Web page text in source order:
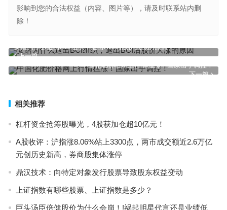
影响到您的合法权益（内容、图片等），请及时联系站内删
除！
上一篇
安踏为什么退出BCI组织，退出BCI后股价大涨的原因
下一篇
中国化肥价格网上行情猛涨！国家出手调控！
相关推荐
杠杆资金抢筹股曝光，4股获加仓超10亿元！
A股收评：沪指涨8.06%站上3300点，两市成交额近2.6万亿
元创历史新高，券商股集体涨停
鼎汉技术：向特定对象发行股票导致股东权益变动
上证指数有哪些股票、上证指数是多少？
巨头汤臣倍健股价为什么会崩！!祸起明星代言还是业绩低